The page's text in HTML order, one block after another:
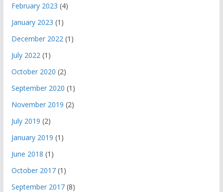
February 2023 (4)
January 2023 (1)
December 2022(1)
July 2022(1)
October 2020 (2)
September 2020 (1)
November 2019 (2)
July 2019 (2)
January 2019 (1)
June 2018 (1)
October 2017(1)
September 2017(8)